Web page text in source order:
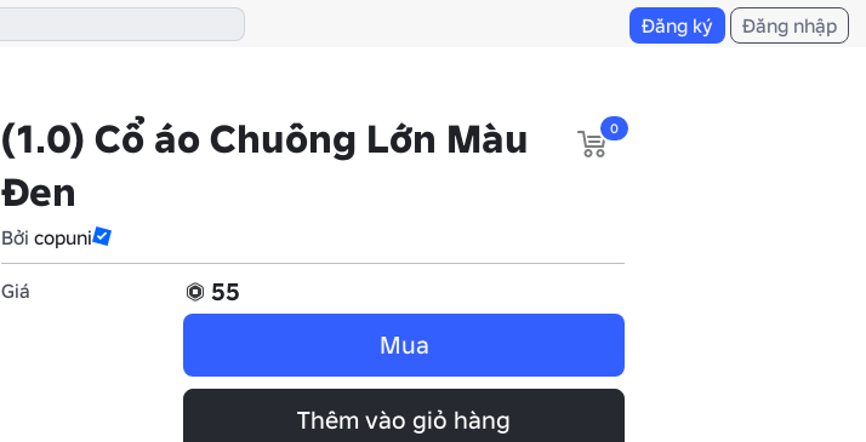
Đăng ký Đăng nhập
(1.0) Cổ áo Chuông Lớn Màu
Đen
Bởi copuni
0
Giá
55
Mua
Thêm vào giỏ hàng